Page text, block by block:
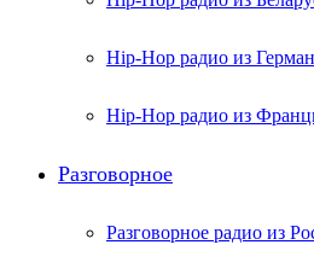
Hip-Hop радио из
Hip-Hop радио из
Разговорное
Разговорное радио из